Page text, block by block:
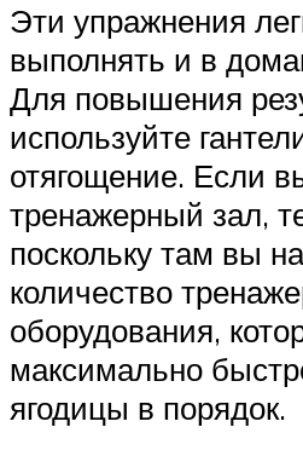
Эти упражнения
выполнять и в
Для повышения
используйте
отягощение. Если
тренажерный зал,
поскольку там вы
количество
оборудования,
максимально
ягодицы в порядок.